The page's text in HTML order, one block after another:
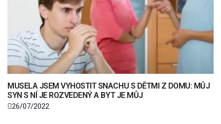
MUSELA JSEM VYHOSTIT SNACHU S DĚTMI Z DOMU: MŮJ
SYN S NÍ JE ROZVEDENÝ A BYT JE MŮJ
26/07/2022